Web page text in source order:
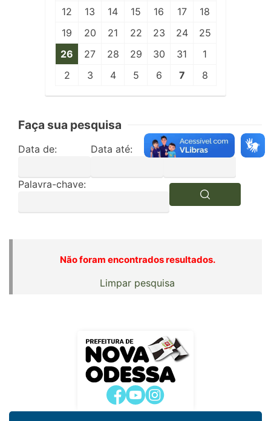
12
13 14 15 16 17
18
19
20 21 22 23 24
25
26
27 28 29 30 31
1
2
3 4 5 6 7 8
Faça sua pesquisa
Data de: Data até: Edição:
Palavra-chave:
Não foram encontrados resultados.
Limpar pesquisa